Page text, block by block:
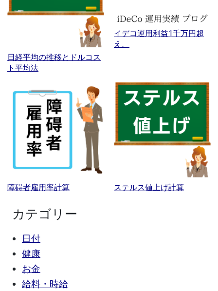
日経平均の推移とドルコス
ト平均法
イデコ運用利益1千万円超
え。
障碍者雇用率計算 ステルス値上げ計算
カテゴリー
日付
健康
お金
給料・時給